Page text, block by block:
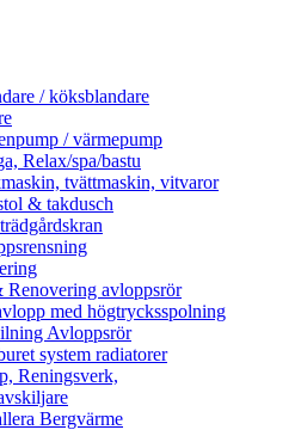
/ köksblandare
/ värmepump
Relax/spa/bastu
tvättmaskin, vitvaror
& takdusch
avloppsrör
med högtrycksspolning
Avloppsrör
system radiatorer
Reningsverk,
Bergvärme